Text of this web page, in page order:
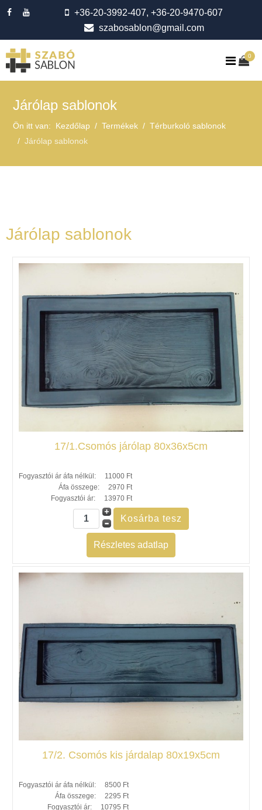
+36-20-3992-407, +36-20-9470-607
szabosablon@gmail.com
0
Járólap sablonok
Ön itt van: Kezdőlap Termékek
Térburkoló sablonok
Járólap sablonok
Járólap sablonok
17/1.Csomós járólap 80x36x5cm
Fogyasztói ár áfa nélkül:
11000 Ft
Áfa összege:
2970 Ft
Fogyasztói ár:
13970 Ft
Részletes adatlap
17/2. Csomós kis járdalap 80x19x5cm
Fogyasztói ár áfa nélkül:
8500 Ft
Áfa összege:
2295 Ft
Fogyasztói ár:
10795 Ft